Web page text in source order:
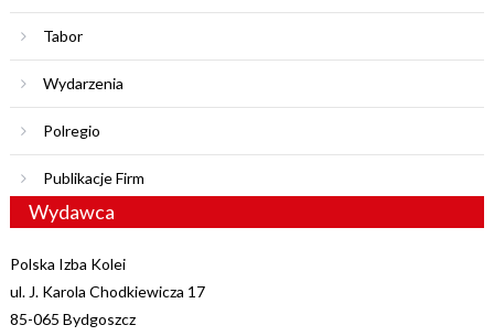
Tabor
Wydarzenia
Polregio
Publikacje Firm
Wydawca
Polska Izba Kolei
ul. J. Karola Chodkiewicza 17
85-065 Bydgoszcz